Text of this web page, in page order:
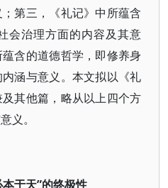
第三，《礼记》中所蕴含
会治理方面的内容及其意
含的道德哲学，即修养身
涵与意义。本文拟以《礼
其他篇，略从以上四个方
义。
于天”的终极性